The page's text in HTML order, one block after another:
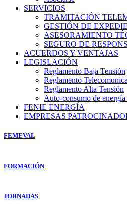
SERVICIOS
TRAMITACIÓN
GESTIÓN DE
ASESORAMIENTO
SEGURO DE
ACUERDOS Y VENTAJAS
LEGISLACIÓN
Reglamento Baja Tensión
Reglamento
Reglamento Alta Tensión
Auto-consumo de energía
FENIE ENERGÍA
EMPRESAS
FEMEVAL
FORMACIÓN
JORNADAS